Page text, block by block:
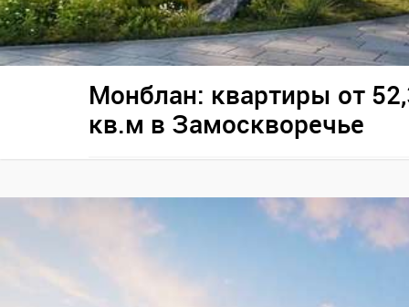
Монблан: квартиры от
кв.м в Замоскворечье